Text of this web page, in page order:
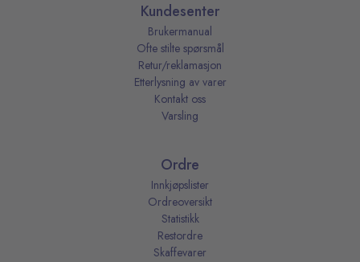
Kundesenter
Brukermanual
Ofte stilte spørsmål
Retur/reklamasjon
Etterlysning av varer
Kontakt oss
Varsling
Ordre
Innkjøpslister
Ordreoversikt
Statistikk
Restordre
Skaffevarer